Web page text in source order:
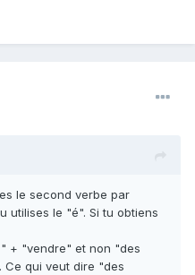
le second verbe par
utilises le "é". Si tu obtiens
+ "vendre" et non "des
Ce qui veut dire "des